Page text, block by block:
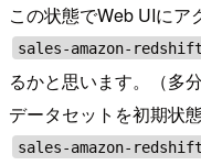
この状態でWeb UIにア
sales-amazon-redshift
るかと思います。（多
データセットを初期状
sales-amazon-redshift